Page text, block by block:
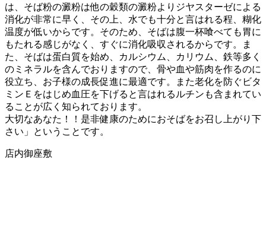
は、そば粉の澱粉は他の穀類の澱粉よりジヤスターゼによる
消化が非常に早く、その上、水でも十分と言はれる程、糊化
温度が低いからです。そのため、そばは腹一杯喰べても胃に
もたれる感じがなく、すぐに消化吸収されるからです。ま
た、そばは蛋白質を始め、カルシウム、カリウム、鉄等多く
のミネラルを含んでおりますので、骨や血や筋肉を作るのに
役立ち、お子様の成長促進に最適です。また老化を防ぐビタ
ミンＥをはじめ血圧を下げると言はれるルチンも含まれてい
ることが広く知られております。
大切なあなた！！是非健康のためにおそばをお召し上がり下
さい」ということです。
店内御座敷